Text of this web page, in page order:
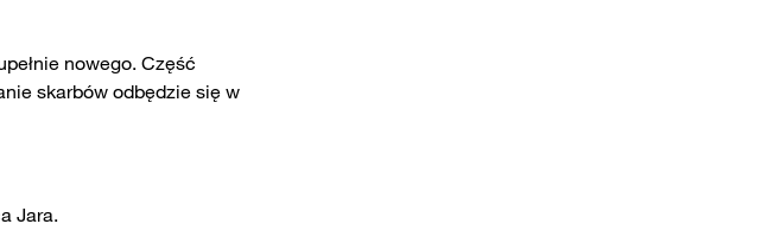
nowego. Część
skarbów odbędzie się w
Jara.